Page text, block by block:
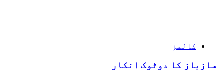
کالمز
سازباز کا دوٹوک انکار